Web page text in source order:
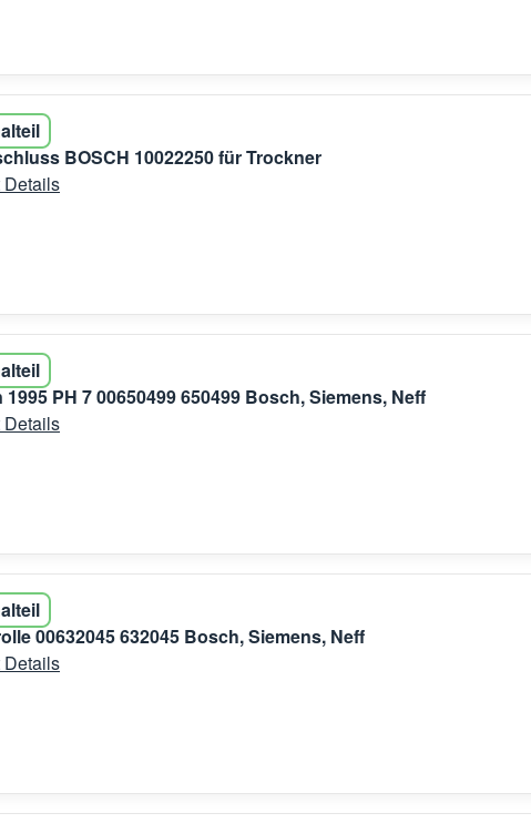
BOSCH 10022250 für Trockner
Details
1995 PH 7 00650499 650499 Bosch, Siemens, Neff
Details
00632045 632045 Bosch, Siemens, Neff
Details